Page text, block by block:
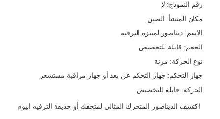
رقم النموذج: لا
مكان المنشأ: الصين
الاسم: ديناصور لمنتزه الترفيه
الحجم: قابلة للتخصيص
نوع الحركة: مرنة
جهاز التحكم: جهاز التحكم عن بعد أو جهاز مراقبة مستشعر
الحركة: قابلة للتخصيص
اكتشف الديناصور المتحرك المثالي لمتحفك أو حديقة الترفيه اليوم